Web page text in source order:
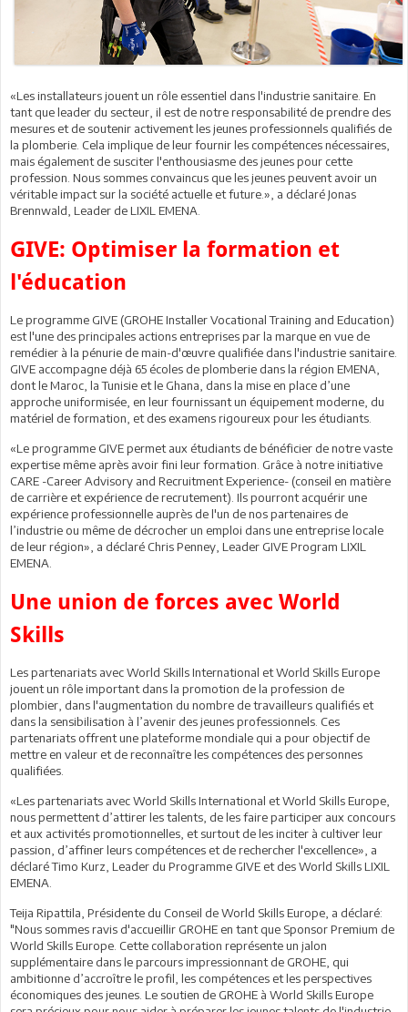
«Les installateurs jouent un rôle essentiel dans l'industrie sanitaire. En
tant que leader du secteur, il est de notre responsabilité de prendre des
mesures et de soutenir activement les jeunes professionnels qualifiés de
la plomberie. Cela implique de leur fournir les compétences nécessaires,
mais également de susciter l'enthousiasme des jeunes pour cette
profession. Nous sommes convaincus que les jeunes peuvent avoir un
véritable impact sur la société actuelle et future.», a déclaré Jonas
Brennwald, Leader de LIXIL EMENA.
GIVE: Optimiser la formation et
l'éducation
Le programme GIVE (GROHE Installer Vocational Training and Education)
est l'une des principales actions entreprises par la marque en vue de
remédier à la pénurie de main-d'œuvre qualifiée dans l'industrie sanitaire.
GIVE accompagne déjà 65 écoles de plomberie dans la région EMENA,
dont le Maroc, la Tunisie et le Ghana, dans la mise en place d’une
approche uniformisée, en leur fournissant un équipement moderne, du
matériel de formation, et des examens rigoureux pour les étudiants.
«Le programme GIVE permet aux étudiants de bénéficier de notre vaste
expertise même après avoir fini leur formation. Grâce à notre initiative
CARE -Career Advisory and Recruitment Experience- (conseil en matière
de carrière et expérience de recrutement). Ils pourront acquérir une
expérience professionnelle auprès de l'un de nos partenaires de
l’industrie ou même de décrocher un emploi dans une entreprise locale
de leur région», a déclaré Chris Penney, Leader GIVE Program LIXIL
EMENA.
Une union de forces avec World
Skills
Les partenariats avec World Skills International et World Skills Europe
jouent un rôle important dans la promotion de la profession de
plombier, dans l'augmentation du nombre de travailleurs qualifiés et
dans la sensibilisation à l’avenir des jeunes professionnels. Ces
partenariats offrent une plateforme mondiale qui a pour objectif de
mettre en valeur et de reconnaître les compétences des personnes
qualifiées.
«Les partenariats avec World Skills International et World Skills Europe,
nous permettent d’attirer les talents, de les faire participer aux concours
et aux activités promotionnelles, et surtout de les inciter à cultiver leur
passion, d’affiner leurs compétences et de rechercher l'excellence», a
déclaré Timo Kurz, Leader du Programme GIVE et des World Skills LIXIL
EMENA.
Teija Ripattila, Présidente du Conseil de World Skills Europe, a déclaré:
"Nous sommes ravis d'accueillir GROHE en tant que Sponsor Premium de
World Skills Europe. Cette collaboration représente un jalon
supplémentaire dans le parcours impressionnant de GROHE, qui
ambitionne d’accroître le profil, les compétences et les perspectives
économiques des jeunes. Le soutien de GROHE à World Skills Europe